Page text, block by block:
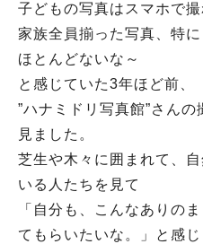
子どもの写真はスマホで撮
家族全員揃った写真、特
ほとんどないな～
と感じていた3年ほど前、
”ハナミドリ写真館”さん
見ました。
芝生や木々に囲まれて、
いる人たちを見て
「自分も、こんなありの
てもらいたいな。」と感じ